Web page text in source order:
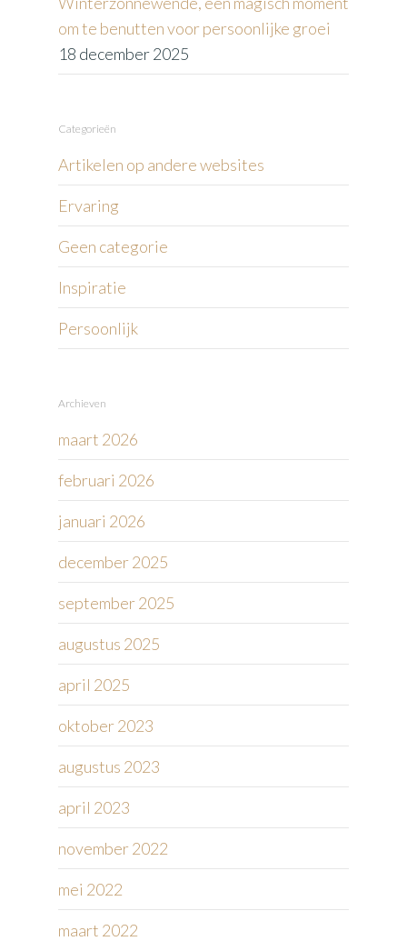
om te benutten voor persoonlijke groei
18 december 2025
Categorieën
Artikelen op andere websites
Ervaring
Geen categorie
Inspiratie
Persoonlijk
Archieven
maart 2026
februari 2026
januari 2026
december 2025
september 2025
augustus 2025
april 2025
oktober 2023
augustus 2023
april 2023
november 2022
mei 2022
maart 2022